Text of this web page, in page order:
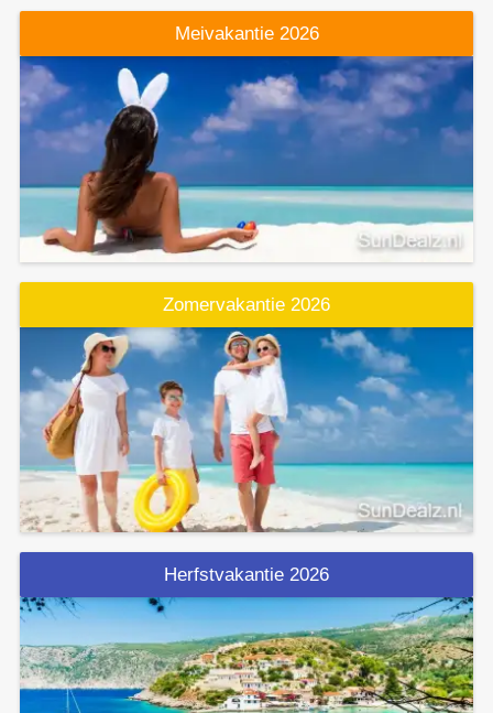
Meivakantie 2026
Zomervakantie 2026
Herfstvakantie 2026